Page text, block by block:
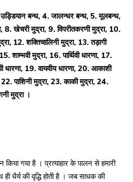
उड्डियान बन्ध, 4. जालन्धर बन्ध, 5. मूलबन्ध,
8. खेचरी मुद्रा, 9. विपरीतकरणी मुद्रा, 10.
12. शक्तिचालिनी मुद्रा, 13. तड़ागी
शाम्भवी मुद्रा, 16. पार्थिवी धारणा, 17.
19. वायवीय धारणा, 20. आकाशी
पाशिनी मुद्रा, 23. काकी मुद्रा, 24.
मुद्रा ।
किया गया है । प्रत्याहार के पालन से हमारी
ही धैर्य की वृद्धि होती है । जब साधक की